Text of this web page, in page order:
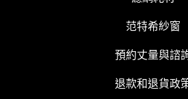
范特希紗窗
預約丈量與諮
退款和退貨政